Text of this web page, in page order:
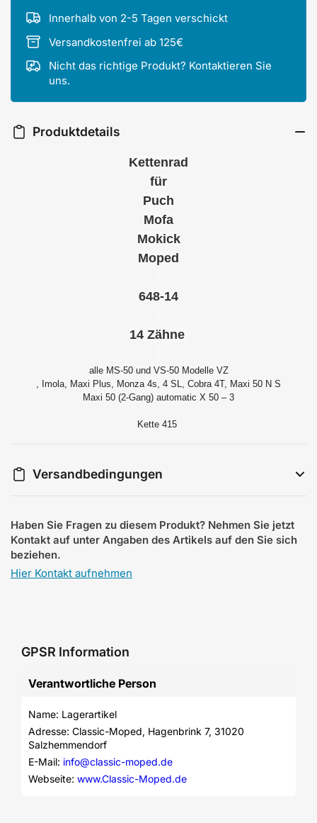
Innerhalb von 2-5 Tagen verschickt
Versandkostenfrei ab 125€
Nicht das richtige Produkt? Kontaktieren Sie
uns.
Produktdetails
Kettenrad
für
Puch
Mofa
Mokick
Moped
648-14
14 Zähne
alle MS-50 und VS-50 Modelle VZ
, Imola, Maxi Plus, Monza 4s, 4 SL, Cobra 4T, Maxi 50 N S
Maxi 50 (2-Gang) automatic X 50 – 3
Kette 415
Versandbedingungen
Haben Sie Fragen zu diesem Produkt? Nehmen Sie jetzt
Kontakt auf unter Angaben des Artikels auf den Sie sich
beziehen.
Hier Kontakt aufnehmen
GPSR Information
Verantwortliche Person
Name: Lagerartikel
Adresse: Classic-Moped, Hagenbrink 7, 31020
Salzhemmendorf
E-Mail: info@classic-moped.de
Webseite: www.Classic-Moped.de